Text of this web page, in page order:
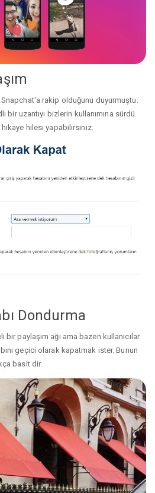
rakip olduğunu duyurmuştu.
bir uzantıyı bizlerin kullanımına sürdü.
hilesi yapabilirsiniz.
Dondurma
paylaşım ağı ama bazen kullanıcılar
geçici olarak kapatmak ister. Bunun
basit dir.